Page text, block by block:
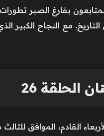
بفارغ الصبر
مع النجاح
26